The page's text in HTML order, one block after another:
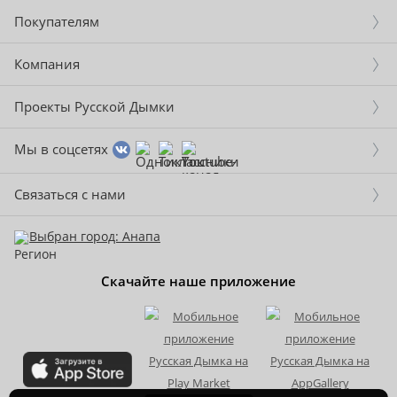
Покупателям
Компания
Проекты Русской Дымки
Мы в соцсетях
Связаться с нами
Выбран город: Анапа
Скачайте наше приложение